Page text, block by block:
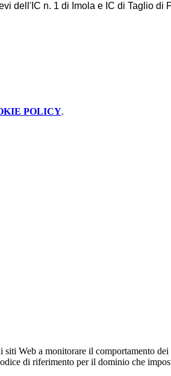
dell'IC n. 1 di Imola e IC di Taglio di
POLICY.
Web a monitorare il comportamento
di riferimento per il dominio che